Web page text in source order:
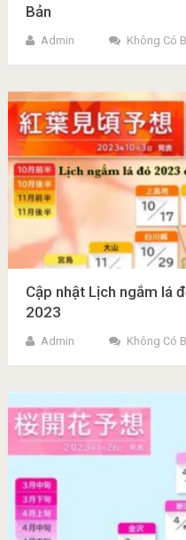
Bản
Admin Không Có
Cập nhật Lịch ngắm lá
2023
Admin Không Có